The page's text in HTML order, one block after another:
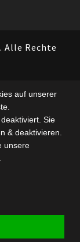
Alle Rechte
auf unserer
Sie
& deaktivieren.
unsere